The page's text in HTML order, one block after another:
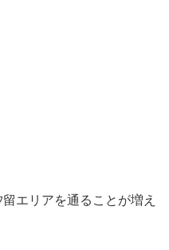
エリアを通ることが増え